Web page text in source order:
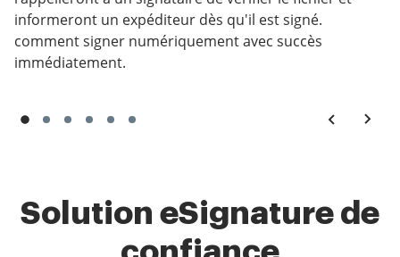
informeront un expéditeur dès qu'il est signé.
comment signer numériquement avec succès
immédiatement.
Solution eSignature de